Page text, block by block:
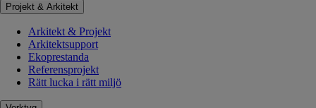
Projekt & Arkitekt
Arkitekt & Projekt
Arkitektsupport
Ekoprestanda
Referensprojekt
Rätt lucka i rätt miljö